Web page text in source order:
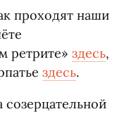
проходят наши
ретрите» здесь,
здесь.
созерцательной